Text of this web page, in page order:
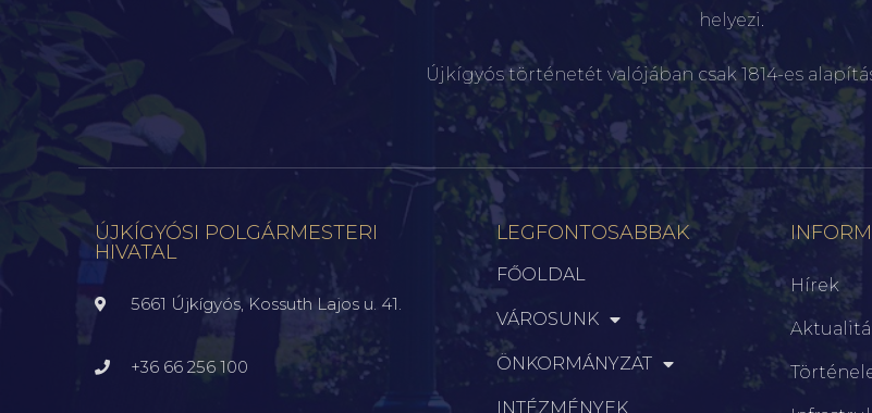
helyezi.
Újkígyós történetét valójában csak 1814-es
ÚJKÍGYÓSI POLGÁRMESTERI
HIVATAL
5661 Újkígyós, Kossuth Lajos u. 41.
+36 66 256 100
LEGFONTOSABBAK
FŐOLDAL
VÁROSUNK
ÖNKORMÁNYZAT
INTÉZMÉNYEK
Hírek